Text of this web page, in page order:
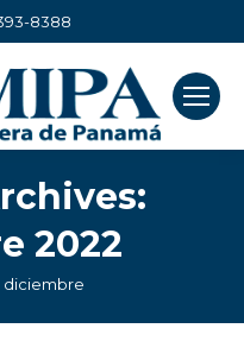
8388
2022
diciembre